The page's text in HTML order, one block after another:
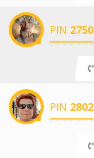
PIN 2750
PIN 2802